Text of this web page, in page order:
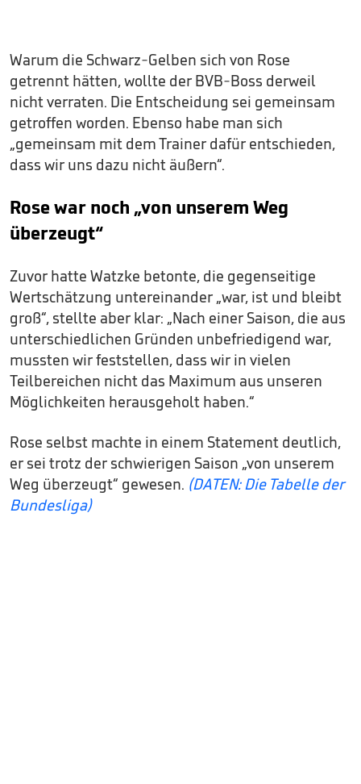
Warum die Schwarz-Gelben sich von Rose
getrennt hätten, wollte der BVB-Boss derweil
nicht verraten. Die Entscheidung sei gemeinsam
getroffen worden. Ebenso habe man sich
„gemeinsam mit dem Trainer dafür entschieden,
dass wir uns dazu nicht äußern“.
Rose war noch „von unserem Weg
überzeugt“
Zuvor hatte Watzke betonte, die gegenseitige
Wertschätzung untereinander „war, ist und bleibt
groß“, stellte aber klar: „Nach einer Saison, die aus
unterschiedlichen Gründen unbefriedigend war,
mussten wir feststellen, dass wir in vielen
Teilbereichen nicht das Maximum aus unseren
Möglichkeiten herausgeholt haben.“
Rose selbst machte in einem Statement deutlich,
er sei trotz der schwierigen Saison „von unserem
Weg überzeugt“ gewesen. (DATEN: Die Tabelle der
Bundesliga)